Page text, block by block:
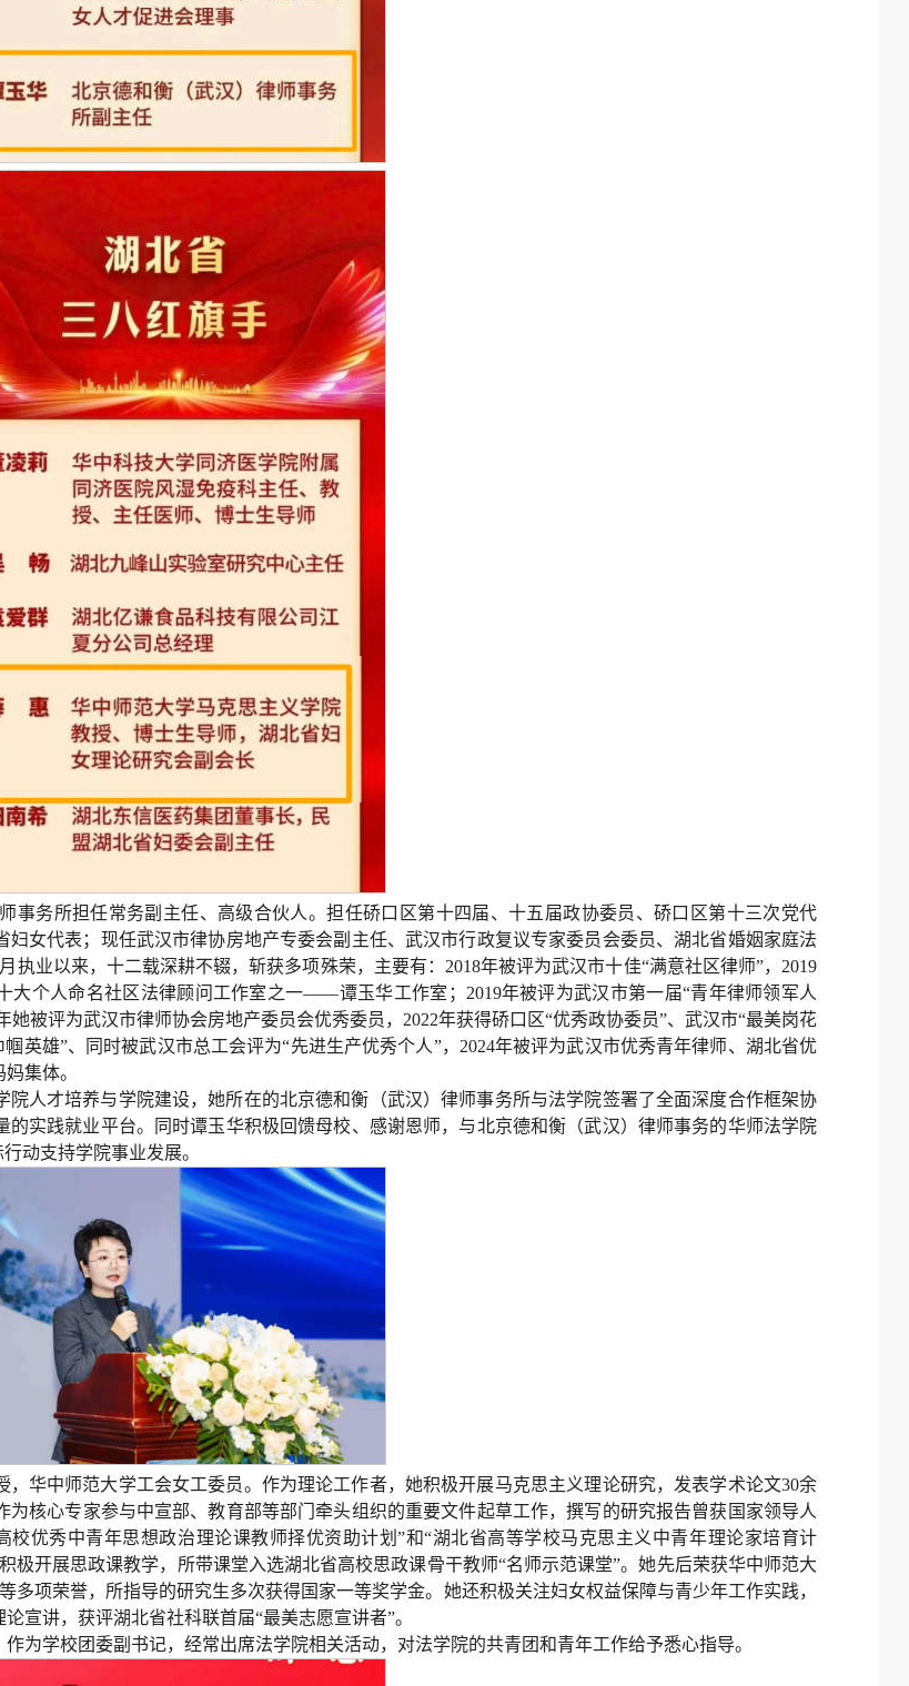
事务所担任常务副主任、高级合伙人。担任硚口区第十四届、十五届政协委员、硚口区第十三次党代
女代表；现任武汉市律协房地产专委会副主任、武汉市行政复议专家委员会委员、湖北省婚姻家庭法
执业以来，十二载深耕不辍，斩获多项殊荣，主要有：2018年被评为武汉市十佳“满意社区律师”，2019
大个人命名社区法律顾问工作室之一——谭玉华工作室；2019年被评为武汉市第一届“青年律师领军人
她被评为武汉市律师协会房地产委员会优秀委员，2022年获得硚口区“优秀政协委员”、武汉市“最美岗花
英雄”、同时被武汉市总工会评为“先进生产优秀个人”，2024年被评为武汉市优秀青年律师、湖北省优
集体。
人才培养与学院建设，她所在的北京德和衡（武汉）律师事务所与法学院签署了全面深度合作框架协
实践就业平台。同时谭玉华积极回馈母校、感谢恩师，与北京德和衡（武汉）律师事务的华师法学院
动支持学院事业发展。
华中师范大学工会女工委员。作为理论工作者，她积极开展马克思主义理论研究，发表学术论文30余
核心专家参与中宣部、教育部等部门牵头组织的重要文件起草工作，撰写的研究报告曾获国家领导人
优秀中青年思想政治理论课教师择优资助计划”和“湖北省高等学校马克思主义中青年理论家培育计
极开展思政课教学，所带课堂入选湖北省高校思政课骨干教师“名师示范课堂”。她先后荣获华中师范大
多项荣誉，所指导的研究生多次获得国家一等奖学金。她还积极关注妇女权益保障与青少年工作实践，
宣讲，获评湖北省社科联首届“最美志愿宣讲者”。
为学校团委副书记，经常出席法学院相关活动，对法学院的共青团和青年工作给予悉心指导。